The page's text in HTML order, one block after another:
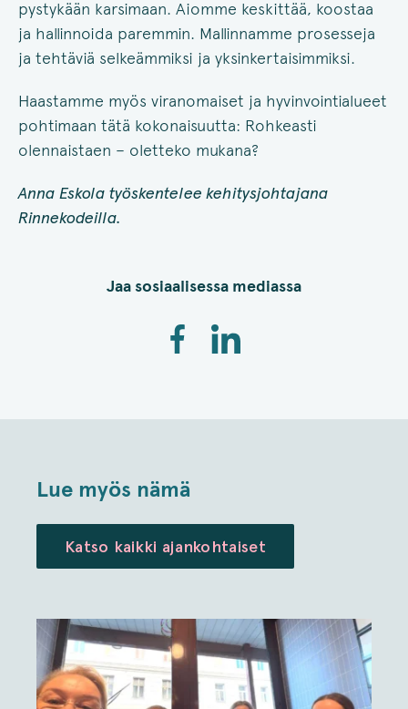
pystykään karsimaan. Aiomme keskittää, koostaa
ja hallinnoida paremmin. Mallinnamme prosesseja
ja tehtäviä selkeämmiksi ja yksinkertaisimmiksi.
Haastamme myös viranomaiset ja hyvinvointialueet
pohtimaan tätä kokonaisuutta: Rohkeasti
olennaistaen – oletteko mukana?
Anna Eskola työskentelee kehitysjohtajana
Rinnekodeilla.
Jaa sosiaalisessa mediassa
Lue myös nämä
Katso kaikki ajankohtaiset